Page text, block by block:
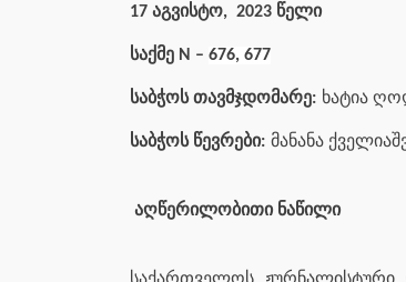
17 აგვისტო, 2023 წელი
საქმე N – 676, 677
საბჭოს თავმჯდომარე: ხატია
საბჭოს წევრები: მანანა
აღწერილობითი ნაწილი